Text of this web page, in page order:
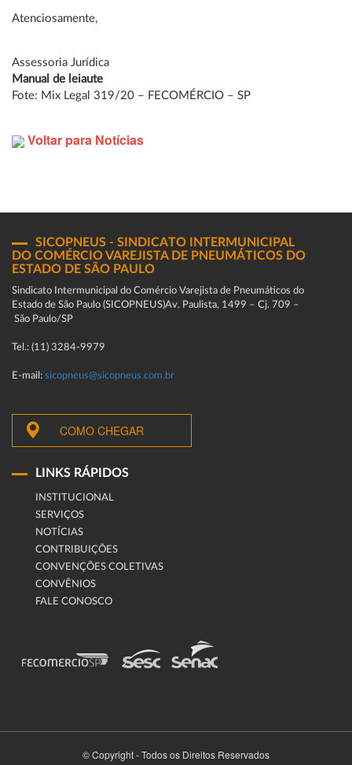
Atenciosamente,
Assessoria Jurídica
Manual de leiaute
Fote: Mix Legal 319/20 – FECOMÉRCIO – SP
Voltar para Notícias
SICOPNEUS - SINDICATO INTERMUNICIPAL
DO COMÉRCIO VAREJISTA DE PNEUMÁTICOS DO
ESTADO DE SÃO PAULO
Sindicato Intermunicipal do Comércio Varejista de Pneumáticos do
Estado de São Paulo (SICOPNEUS)Av. Paulista, 1499 – Cj. 709 –
São Paulo/SP
Tel.: (11) 3284-9979
E-mail: sicopneus@sicopneus.com.br
COMO CHEGAR
LINKS RÁPIDOS
INSTITUCIONAL
SERVIÇOS
NOTÍCIAS
CONTRIBUIÇÕES
CONVENÇÕES COLETIVAS
CONVÊNIOS
FALE CONOSCO
© Copyright - Todos os Direitos Reservados